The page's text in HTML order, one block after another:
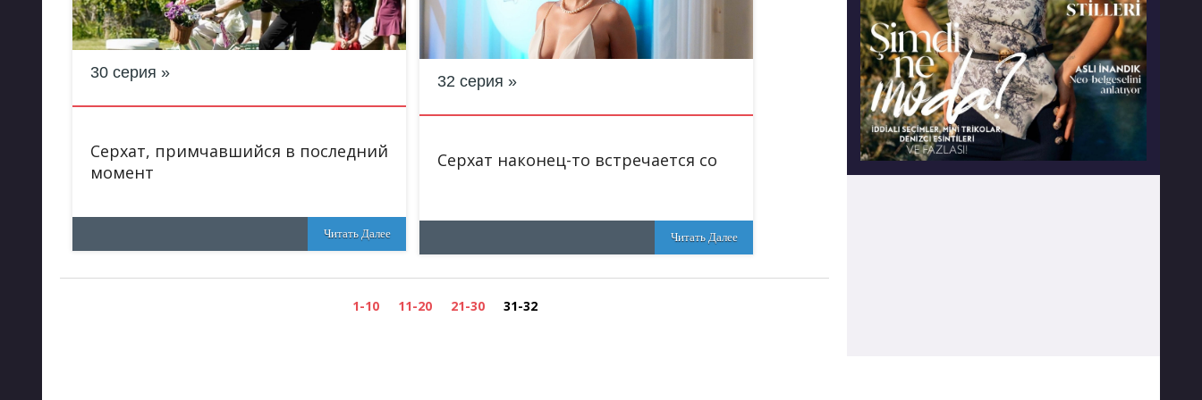
30 серия
Серхат, примчавшийся в последний
момент
Читать Далее
32 серия
Серхат наконец-то встречается со
Читать Далее
1-10 11-20 21-30 31-32